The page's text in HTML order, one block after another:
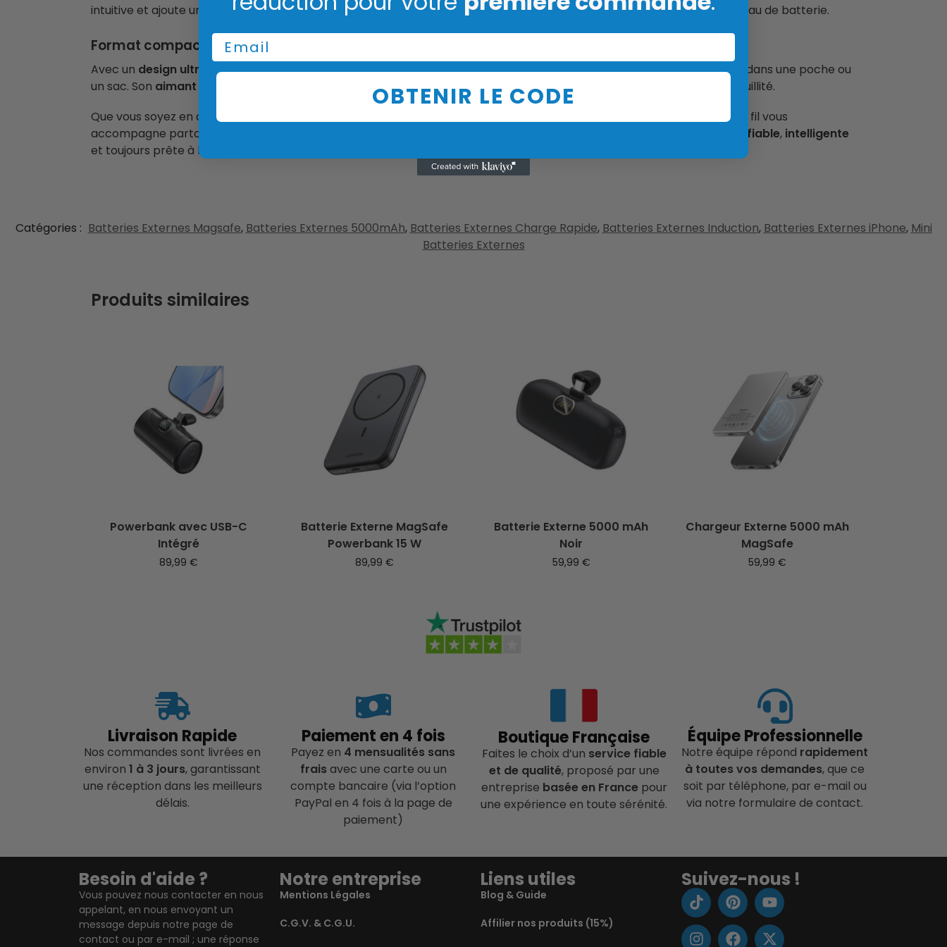
intuitive et ajoute une touche ludique à la gestion de votre énergie, en vous permettant de visualiser rapidement le niveau de batterie.
Format compact, grande efficacité
Avec un design ultra-compactet un poids plume d’environ161 grammes, notre batterie externe se glisse facilement dans une poche ou
un sac. Son aimant puissant
assure un maintien sécurisé à l’arrière de votre iPhone, pour une utilisation en toute tranquillité.
Que vous soyez en déplacement, au travail ou en pleine séance de streaming, notre batterie externe magnétique sans fil vous
accompagne partout avec
solution fiable, intelligente
et toujours prête à l’emploi.
Catégories : Batteries Externes Magsafe, Batteries Externes 5000mAh, Batteries Externes Charge Rapide, Batteries Externes Induction, Batteries Externes iPhone, Mini
Batteries Externes
Produits similaires
Powerbank avec USB-C
Intégré
89,99 €
Batterie Externe MagSafe
Powerbank 15 W
89,99€
Batterie Externe 5000 mAh
Noir
59,99 €
Chargeur Externe 5000 mAh
MagSafe
59,99€
Livraison Rapide
Nos commandes sont livrées en
environ 1 à 3 jours, garantissant
une réception dans les meilleurs
délais.
Paiement en 4 fois
Payez en 4 mensualités sans
frais avec une carte ou un
compte bancaire (via l’option
PayPal en 4 fois à la page de
paiement)
Boutique Française
Faites le choix d’un service fiable
et de qualité, proposé par une
entreprise basée en France pour
une expérience en toute sérénité.
Équipe Professionnelle
Notre équipe répond rapidement
à toutes vos demandes, que ce
soit par téléphone, par e-mail ou
via notre formulaire de contact.
Besoin d'aide ?
Vous pouvez nous contacter en nous
appelant, en nous envoyant un
message depuis notre page de
contact ou par e-mail ; une réponse
Notre entreprise
Mentions Légales
C.G.V. & C.G.U.
Liens utiles
Blog & Guide
Affilier nos produits (15%)
Suivez-nous !
Email
OBTENIR LE CODE